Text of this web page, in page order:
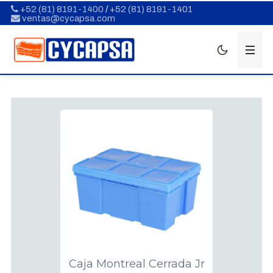
+52 (81) 8191-1400 /+52 (81) 8191-1401
ventas@cycapsa.com
Caja Montreal Cerrada Jr